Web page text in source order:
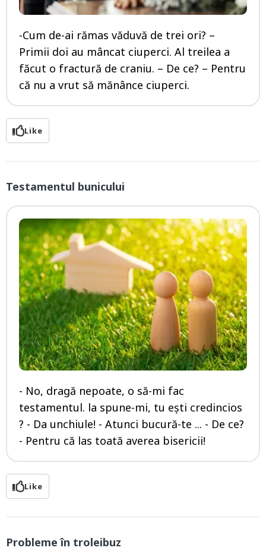
-Cum de-ai rămas văduvă de trei ori? –
Primii doi au mâncat ciuperci. Al treilea a
făcut o fractură de craniu. – De ce? – Pentru
că nu a vrut să mănânce ciuperci.
Like
Testamentul bunicului
- No, dragă nepoate, o să-mi fac
testamentul. la spune-mi, tu ești credincios
? - Da unchiule! - Atunci bucură-te ... - De ce?
- Pentru că las toată averea bisericii!
Like
Probleme în troleibuz